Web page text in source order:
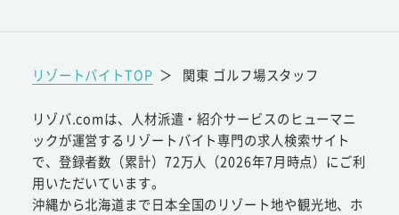
リゾートバイトTOP ＞ 関東 ゴルフ場スタッフ
リゾバ.comは、人材派遣・紹介サービスのヒューマニ
ックが運営するリゾートバイト専門の求人検索サイト
で、登録者数（累計）72万人（2026年7月時点）にご利
用いただいています。
沖縄から北海道まで日本全国のリゾート地や観光地、ホ